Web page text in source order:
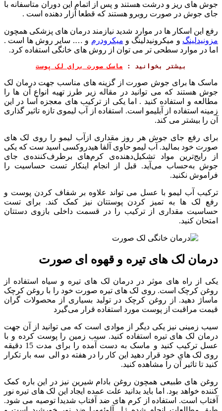
جوش های ریز و درشت هستند و پس از اتمام این دوران متاسفانه با
جای جوش در صورت روبرو هستند که قطعا آزار دهنده است .
رفع این اسکار ها در موارد شدید نیازمند درمان های پزشکی همچون
مزونیدلینگ و میکرونیدلینگ و میکرودرم و …. سایر روش ها است .
اما در موارد سطحی تر می توان از روش های خانگی استفاده کرد.
بیشتر بخوانید : ماسک صورت برای لک پوست
ماسک ها برای جوش صورت از گزینه های مناسب جهت درمان لک
جوش هستند که می توانید در مقاله زیر طرز تهیه انواع آن ها را
مطالعه و استفاده کنید . اما یکی از ترکیب های معجزه آسا در این
زمینه استفاده از آبلیمو است. استفاده از آب لیموی تازه تاثیر گذاری
آن را بیشتر می کند.
برای رفع جای جوش هر روز مقداری ازآب لیمو را روی لک های
صورت خود بمالید. آب ‌لیمو حاوی آلفا هیدروکسی اسید ست که یکی
از رایج‌ترین مواد تشکیل‌دهنده‌ی کرم‌های برطرف‌کننده‌ی جای
جوش به‌حساب می‌آید. قبل از انجام اینکار تست حساسیت را
فراموش نکنید.
ترکیب آب لیمو با عسل می تواند علاوه بر شفاف کردن پوست و
رفع لک ها به تمیز کردن پوستتان نیز کمک کند. برای تست
حساسیت مقداری از ترکیب را در قسمت داخلی بازوی دستتان
امتحان کنید.
درمان لک های تیره و قهوه ای صورت
یکی از راه های موثر در درمان لک های تیره و سیاه استفاده از
روغن کرچک است. روی لک های تیره صورت خود را با روغن کرچک
ماساژ دهید. از روغن کرچک در تولید بسیاری از محصولات گران
قیمت مراقبت از پوست مورد استفاده قرار می‌گیرد
سیب زمینی نیز یکی دیگر از موادی است که می توانید از آن جهت
درمان لک های تیره استفاده کنید. سیب زمین را پوست کرده و با
عسل ترکیب کنید و ماسک به دست آمده را برای مدت 15 دقیقه
روی لک های خود قرار دهید این کار را در هفته دو الی سه بار تکرار
کنید تا تاثیر آن را مشاهده کنید.
روغن های طبیعی همچون روغن بادام شیرین نیز در این باره کمک
کننده خواهد بود. اما باید بدانید علت عمده ایجاد این لک های تیره نور
آفتاب است. استفاده از کرم های ضد آفتاب شدیدا توصیه می شود.